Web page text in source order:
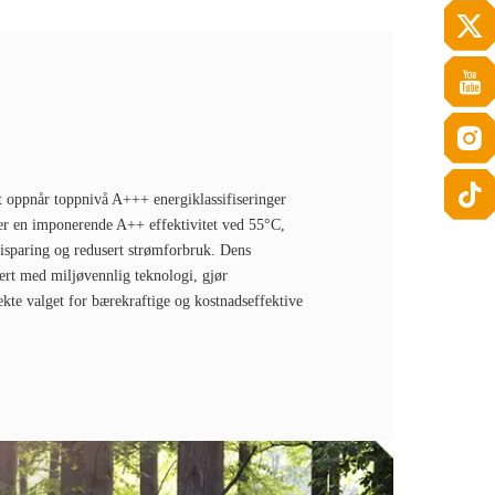
oppnår toppnivå A+++ energiklassifiseringer
en imponerende A++ effektivitet ved 55°C,
og redusert strømforbruk. Dens
med miljøvennlig teknologi, gjør
valget for bærekraftige og kostnadseffektive